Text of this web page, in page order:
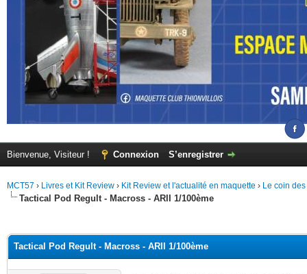
Bienvenue, Visiteur ! Connexion S’enregistrer
MCT57 › Livres et Kit Review › Kit Review et l'actualité en maquette › Le coin
Tactical Pod Regult - Macross - ARII 1/100ème
Tactical Pod Regult - Macross - ARII 1/100ème